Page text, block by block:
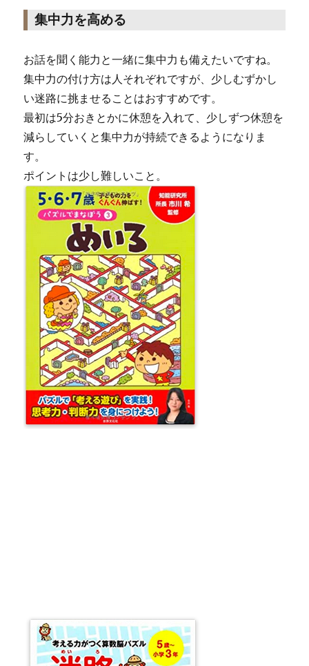
集中力を高める
お話を聞く能力と一緒に集中力も備えたいですね。
集中力の付け方は人それぞれですが、少しむずかし
い迷路に挑ませることはおすすめです。
最初は5分おきとかに休憩を入れて、少しずつ休憩を
減らしていくと集中力が持続できるようになりま
す。
ポイントは少し難しいこと。